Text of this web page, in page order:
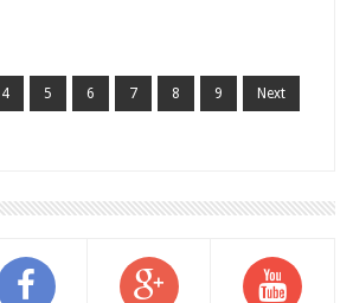
4 5 6 7 8 9 Next